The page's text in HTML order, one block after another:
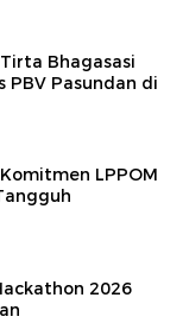
Bhagasasi
PBV Pasundan di
LPPOM
2026